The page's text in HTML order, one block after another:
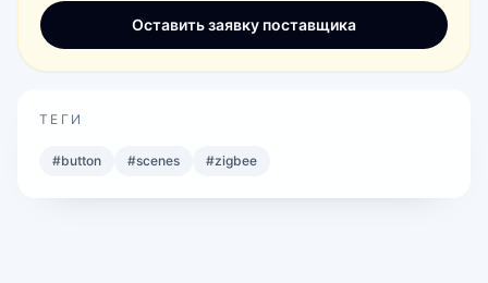
Оставить заявку поставщика
ТЕГИ
#button #scenes #zigbee